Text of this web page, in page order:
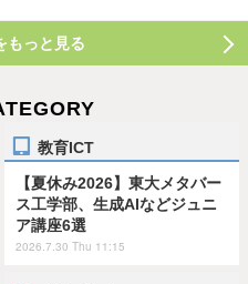
もっと見る
教育ICT
【夏休み2026】東大メタバー
ス工学部、生成AIなどジュニ
ア講座6選
2026.7.30 Thu 11:15